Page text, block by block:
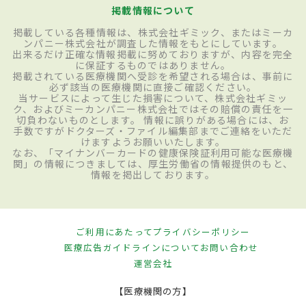
掲載情報について
掲載している各種情報は、株式会社ギミック、またはミーカ
ンパニー株式会社が調査した情報をもとにしています。
出来るだけ正確な情報掲載に努めておりますが、内容を完全
に保証するものではありません。
掲載されている医療機関へ受診を希望される場合は、事前に
必ず該当の医療機関に直接ご確認ください。
当サービスによって生じた損害について、株式会社ギミッ
ク、およびミーカンパニー株式会社ではその賠償の責任を一
切負わないものとします。 情報に誤りがある場合には、お
手数ですがドクターズ・ファイル編集部までご連絡をいただ
けますようお願いいたします。
なお、「マイナンバーカードの健康保険証利用可能な医療機
関」の情報につきましては、厚生労働省の情報提供のもと、
情報を掲出しております。
ご利用にあたってプライバシーポリシー
医療広告ガイドラインについてお問い合わせ
運営会社
【医療機関の方】